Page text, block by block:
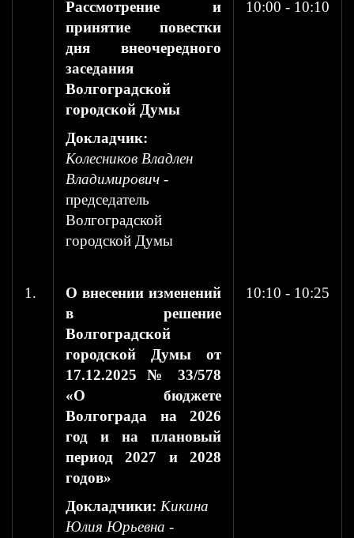
Рассмотрение и
принятие повестки
дня внеочередного
заседания
Волгоградской
городской Думы
Докладчик:
Колесников Владлен
Владимирович -
председатель
Волгоградской
городской Думы
10:00 - 10:10
1.
О внесении изменений
в решение
Волгоградской
городской Думы от
17.12.2025 № 33/578
«О бюджете
Волгограда на 2026
год и на плановый
период 2027 и 2028
годов»
Докладчики: Кикина
Юлия Юрьевна -
10:10 - 10:25